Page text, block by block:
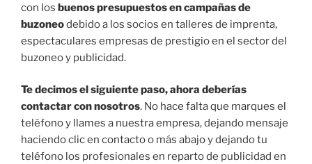
con los buenos presupuestos en campañas de
buzoneodebido a los socios en talleres de imprenta,
espectaculares empresas de prestigio en el sector del
buzoneo y publicidad.
Te decimos el siguiente paso, ahora deberías
contactar con nosotros. No hace falta que marques el
teléfono y llames a nuestra empresa, dejando mensaje
haciendo clic en contacto o más abajo y dejando tu
teléfono los profesionales en reparto de publicidad en